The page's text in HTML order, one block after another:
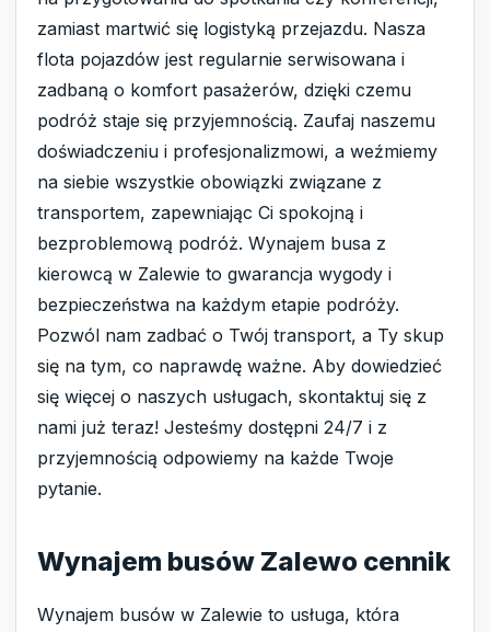
zamiast martwić się logistyką przejazdu. Nasza
flota pojazdów jest regularnie serwisowana i
zadbaną o komfort pasażerów, dzięki czemu
podróż staje się przyjemnością. Zaufaj naszemu
doświadczeniu i profesjonalizmowi, a weźmiemy
na siebie wszystkie obowiązki związane z
transportem, zapewniając Ci spokojną i
bezproblemową podróż. Wynajem busa z
kierowcą w Zalewie to gwarancja wygody i
bezpieczeństwa na każdym etapie podróży.
Pozwól nam zadbać o Twój transport, a Ty skup
się na tym, co naprawdę ważne. Aby dowiedzieć
się więcej o naszych usługach, skontaktuj się z
nami już teraz! Jesteśmy dostępni 24/7 i z
przyjemnością odpowiemy na każde Twoje
pytanie.
Wynajem busów Zalewo cennik
Wynajem busów w Zalewie to usługa, która